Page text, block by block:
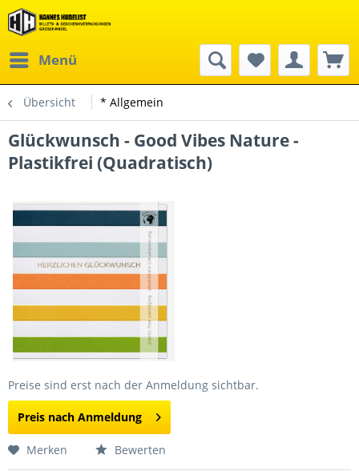
Menü
Übersicht * Allgemein
Glückwunsch - Good Vibes Nature -
Plastikfrei (Quadratisch)
Preise sind erst nach der Anmeldung sichtbar.
Preis nach Anmeldung
Merken Bewerten